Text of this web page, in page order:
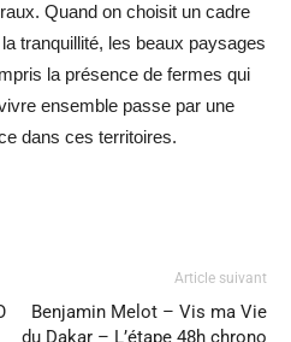
Quand on choisit un cadre
tranquillité, les beaux paysages
la présence de fermes qui
ensemble passe par une
dans ces territoires.
Article suivant
Benjamin Melot – Vis ma Vie
du Dakar – L’étape 48h chrono